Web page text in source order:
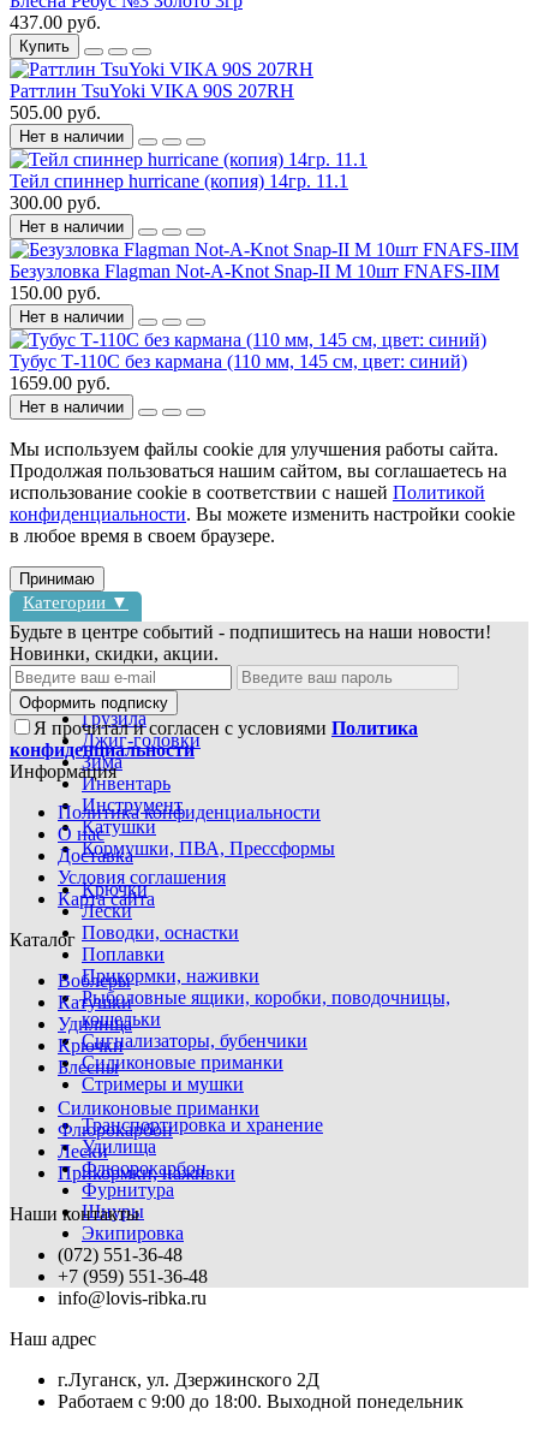
437.00 руб.
Купить
Раттлин TsuYoki VIKA 90S 207RH
505.00 руб.
Нет в наличии
Тейл спиннер hurricane (копия) 14гр. 11.1
300.00 руб.
Нет в наличии
Безузловка Flagman Not-A-Knot Snap-ІІ M 10шт FNAFS-IIM
150.00 руб.
Нет в наличии
Тубус Т-110С без кармана (110 мм, 145 см, цвет: синий)
1659.00 руб.
Нет в наличии
Мы используем файлы cookie для улучшения работы сайта.
Продолжая пользоваться нашим сайтом, вы соглашаетесь на
использование cookie в соответствии с нашей Политикой
конфиденциальности. Вы можете изменить настройки cookie
в любое время в своем браузере.
Принимаю
Категории ▼
Блесны
Воблеры
Грузила
Джиг-головки
Зима
Инвентарь
Инструмент
Катушки
Кормушки, ПВА, Прессформы
Крючки
Лески
Поводки, оснастки
Поплавки
Прикормки, наживки
Рыболовные ящики, коробки, поводочницы,
кошельки
Сигнализаторы, бубенчики
Силиконовые приманки
Стримеры и мушки
Транспортировка и хранение
Удилища
Флюорокарбон
Фурнитура
Шнуры
Экипировка
Будьте в центре событий - подпишитесь на наши новости!
Новинки, скидки, акции.
Оформить подписку
Я прочитал и согласен с условиями Политика
конфиденциальности
Информация
Политика конфиденциальности
О нас
Доставка
Условия соглашения
Карта сайта
Каталог
Воблеры
Катушки
Удилища
Крючки
Блесны
Силиконовые приманки
Флюрокарбон
Лески
Прикормки, наживки
Наши контакты
(072) 551-36-48
+7 (959) 551-36-48
info@lovis-ribka.ru
Наш адрес
г.Луганск, ул. Дзержинского 2Д
Работаем с 9:00 до 18:00. Выходной понедельник